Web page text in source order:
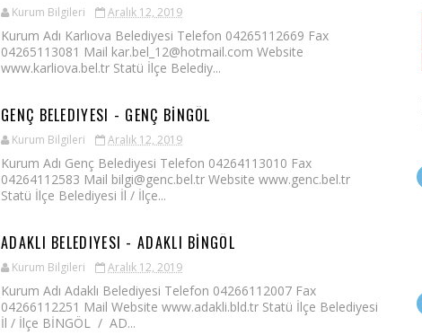
Kurum Bilgileri Aralık 12, 2019
Kurum Adı Karlıova Belediyesi Telefon 04265112669 Fax
04265113081 Mail kar.bel_12@hotmail.com Website
www.karliova.bel.tr Statü İlçe Belediy...
GENÇ BELEDIYESI - GENÇ BİNGÖL
Kurum Bilgileri Aralık 12, 2019
Kurum Adı Genç Belediyesi Telefon 04264113010 Fax
04264112583 Mail bilgi@genc.bel.tr Website www.genc.bel.tr
Statü İlçe Belediyesi İl / İlçe...
ADAKLI BELEDIYESI - ADAKLI BİNGÖL
Kurum Bilgileri Aralık 12, 2019
Kurum Adı Adaklı Belediyesi Telefon 04266112007 Fax
04266112251 Mail Website www.adakli.bld.tr Statü İlçe Belediyesi
İl / İlçe BİNGÖL / AD...